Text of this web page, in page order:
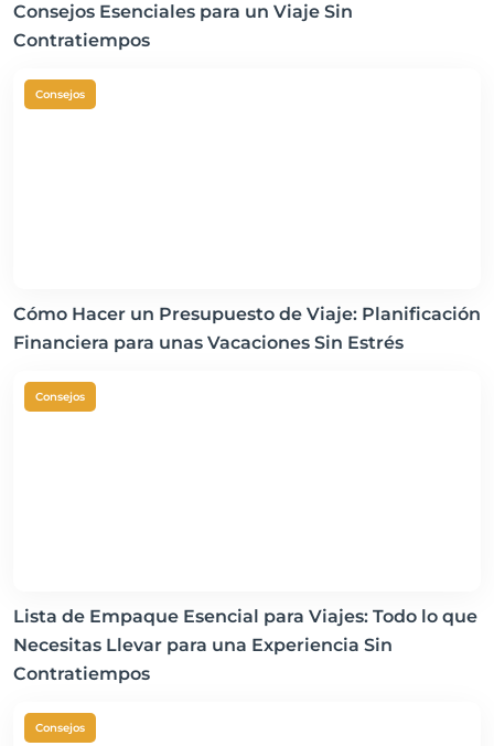
Consejos Esenciales para un Viaje Sin
Contratiempos
Consejos
Cómo Hacer un Presupuesto de Viaje: Planificación
Financiera para unas Vacaciones Sin Estrés
Consejos
Lista de Empaque Esencial para Viajes: Todo lo que
Necesitas Llevar para una Experiencia Sin
Contratiempos
Consejos